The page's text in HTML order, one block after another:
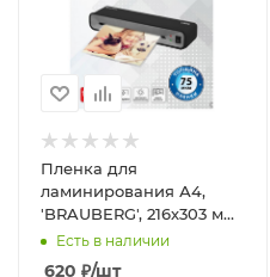
Пленка для
ламинирования А4,
'BRAUBERG', 216х303 мм,
глянцевая, 100 шт;уп, 75
мкм, 530800
Есть в наличии
620 ₽/шт